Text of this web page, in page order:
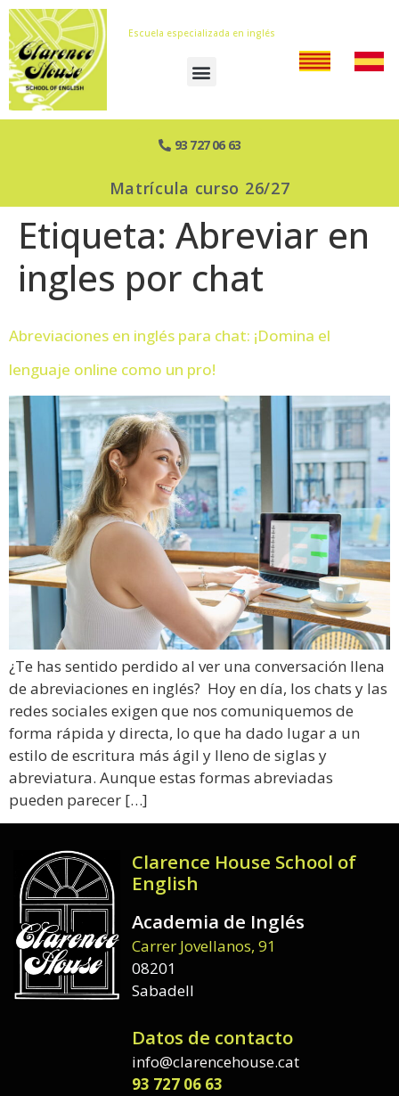
Escuela especializada en inglés
93 727 06 63
Matrícula curso 26/27
Etiqueta: Abreviar en
ingles por chat
Abreviaciones en inglés para chat: ¡Domina el
lenguaje online como un pro!
¿Te has sentido perdido al ver una conversación llena
de abreviaciones en inglés? Hoy en día, los chats y las
redes sociales exigen que nos comuniquemos de
forma rápida y directa, lo que ha dado lugar a un
estilo de escritura más ágil y lleno de siglas y
abreviatura. Aunque estas formas abreviadas
pueden parecer […]
Clarence House School of
English
Academia de Inglés
Carrer Jovellanos, 91
08201
Sabadell
Datos de contacto
info@clarencehouse.cat
93 727 06 63